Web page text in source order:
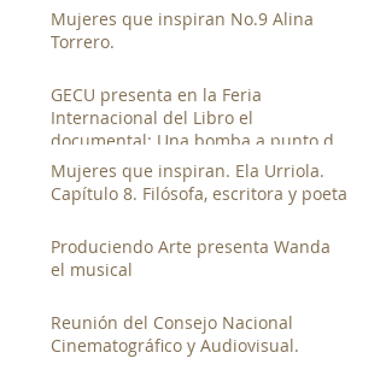
Mujeres que inspiran No.9 Alina
Torrero.
GECU presenta en la Feria
Internacional del Libro el
documental: Una bomba a punto de
estallar de Luis Franco.
Mujeres que inspiran. Ela Urriola.
Capítulo 8. Filósofa, escritora y poeta
Produciendo Arte presenta Wanda
el musical
Reunión del Consejo Nacional
Cinematográfico y Audiovisual.